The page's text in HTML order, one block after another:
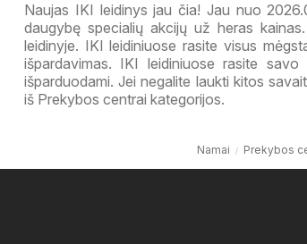
Naujas IKI leidinys jau čia! Jau nuo
daugybę specialių akcijų už heras
leidinyje. IKI leidiniuose rasite visus
išpardavimas. IKI leidiniuose rasite
išparduodami. Jei negalite laukti kitos
iš Prekybos centrai kategorijos.
Namai Prekybos